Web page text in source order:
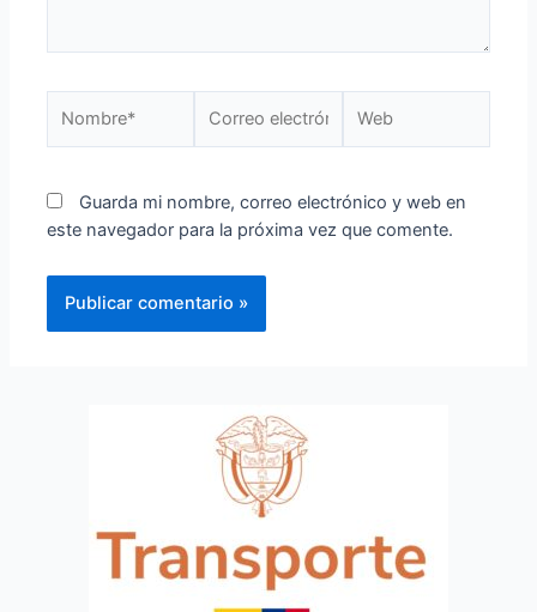
Guarda mi nombre, correo electrónico y web en
este navegador para la próxima vez que comente.